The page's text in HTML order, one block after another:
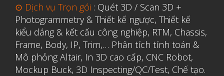
⊙ Dịch vụ Trọn gói : Quét 3D / Scan 3D +
Photogrammetry & Thiết kế ngược, Thiết kế
kiểu dáng & kết cấu công nghiệp, RTM, Chassis,
Frame, Body, IP, Trim,… Phân tích tính toán &
Mô phỏng Altair, In 3D cao cấp, CNC Robot,
Mockup Buck, 3D Inspecting/QC/Test, Chế tạo.